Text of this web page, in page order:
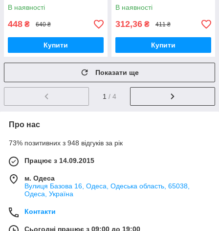
В наявності
448 ₴ 640 ₴
Купити
В наявності
312,36 ₴ 411 ₴
Купити
Показати ще
1 / 4
Про нас
73% позитивних з 948 відгуків за рік
Працює з 14.09.2015
м. Одеса
Вулиця Базова 16, Одеса, Одеська область, 65038,
Одеса, Україна
Контакти
Сьогодні працює з 09:00 до 19:00